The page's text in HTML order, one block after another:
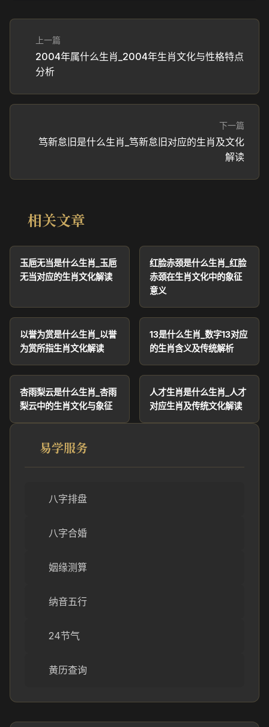
上一篇
2004年属什么生肖_2004年生肖文化与性格特点
分析
下一篇
笃新怠旧是什么生肖_笃新怠旧对应的生肖及文化
解读
相关文章
玉巵无当是什么生肖_玉巵
无当对应的生肖文化解读
红脸赤颈是什么生肖_红脸
赤颈在生肖文化中的象征
意义
以誉为赏是什么生肖_以誉
为赏所指生肖文化解读
13是什么生肖_数字13对应
的生肖含义及传统解析
杏雨梨云是什么生肖_杏雨
梨云中的生肖文化与象征
人才生肖是什么生肖_人才
对应生肖及传统文化解读
易学服务
八字排盘
八字合婚
姻缘测算
纳音五行
24节气
黄历查询